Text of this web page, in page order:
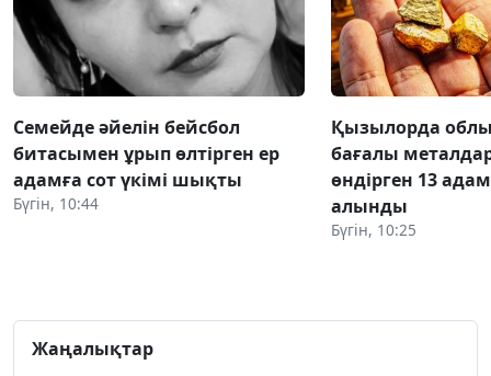
Семейде әйелін бейсбол
битасымен ұрып өлтірген ер
адамға сот үкімі шықты
Бүгін, 10:44
Қызылорда
бағалы
өндірген 13
алынды
Бүгін, 10:25
Жаңалықтар